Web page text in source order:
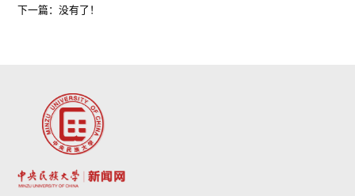
下一篇：没有了！